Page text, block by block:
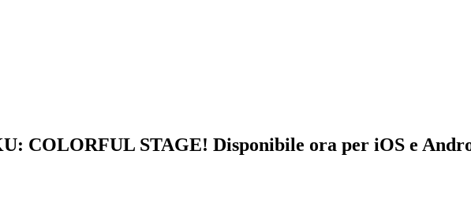
COLORFUL STAGE! Disponibile ora per iOS e